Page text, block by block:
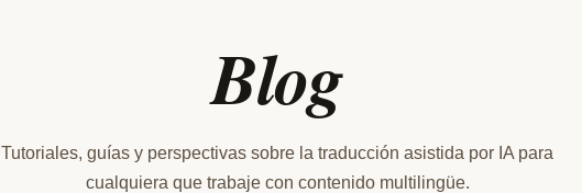
Blog
Tutoriales, guías y perspectivas sobre la traducción asistida por IA para
cualquiera que trabaje con contenido multilingüe.